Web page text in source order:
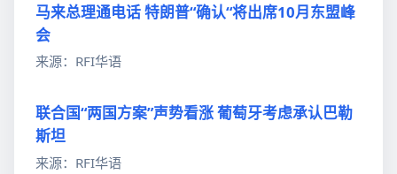
马来总理通电话 特朗普“确认“将出席10月东盟峰
会
来源：RFI华语
联合国“两国方案”声势看涨 葡萄牙考虑承认巴勒
斯坦
来源：RFI华语